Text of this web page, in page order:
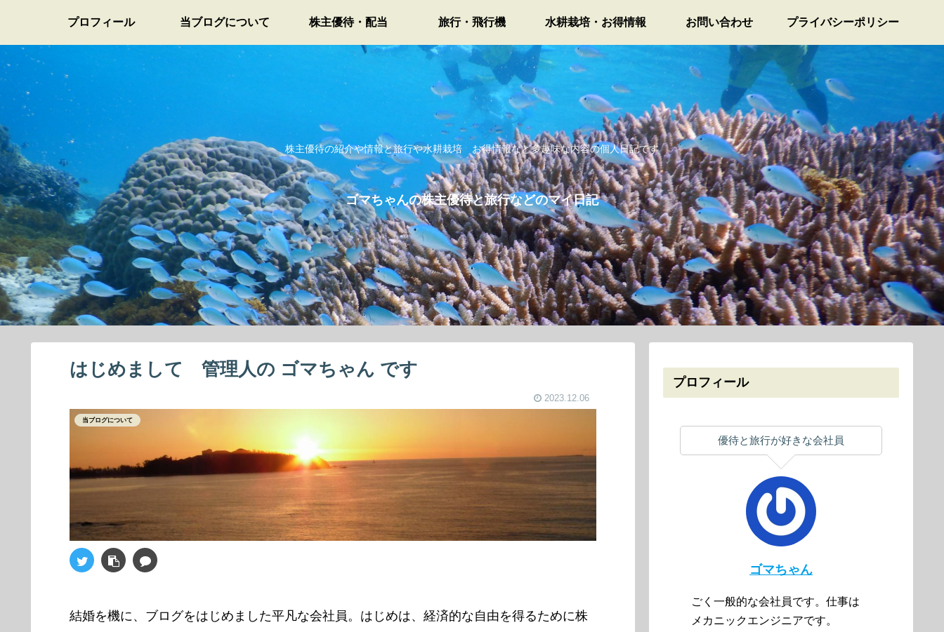
株主優待の紹介や情報と旅行や水耕栽培 お得情報など多趣味な内容の個人日記です
ゴマちゃんの株主優待と旅行などのマイ日記
プロフィール 当ブログについて 株主優待・配当 旅行・飛行機 水耕栽培・お得情報 お問い合わせ プライバシーポリシー
はじめまして 管理人の ゴマちゃん です
2023.12.06
当ブログについて
結婚を機に、ブログをはじめました平凡な会社員。はじめは、経済的な自由を得るために株
プロフィール
優待と旅行が好きな会社員
ゴマちゃん
ごく一般的な会社員です。仕事は
メカニックエンジニアです。